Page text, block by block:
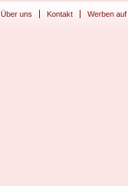
Über uns Kontakt Werben